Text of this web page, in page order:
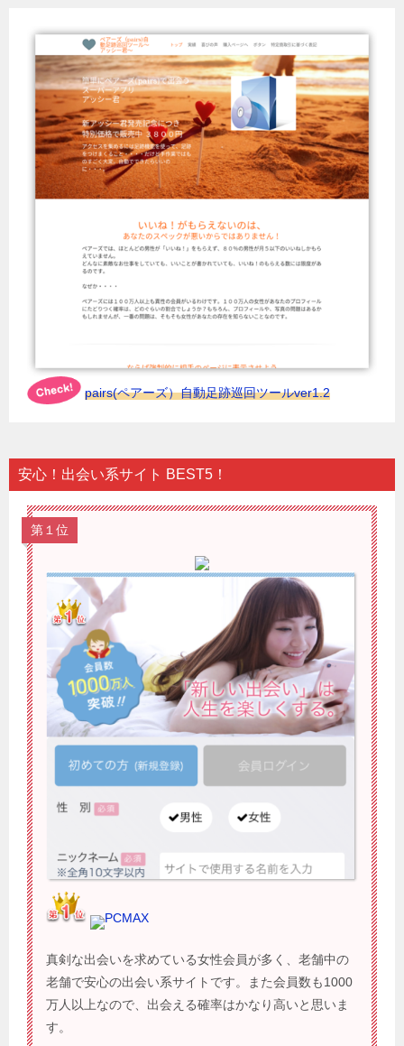
pairs(ペアーズ）自動足跡巡回ツールver1.2
安心！出会い系サイト BEST5！
第１位
PCMAX
真剣な出会いを求めている女性会員が多く、老舗中の
老舗で安心の出会い系サイトです。また会員数も1000
万人以上なので、出会える確率はかなり高いと思いま
す。